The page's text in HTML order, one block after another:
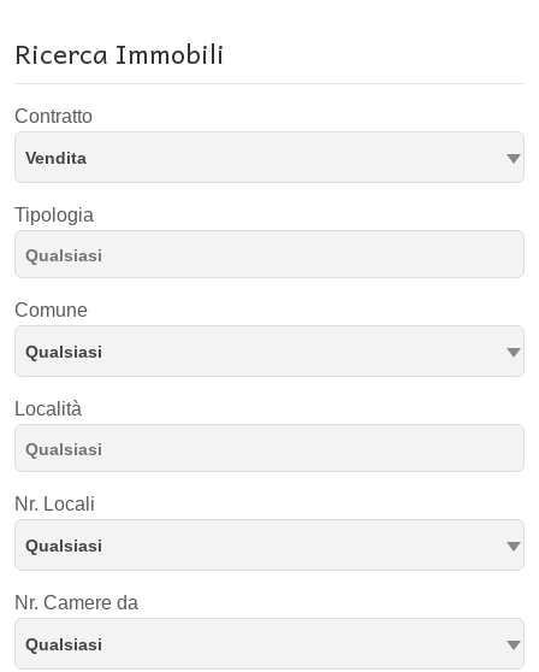
Ricerca Immobili
Contratto
Vendita
Tipologia
Comune
Qualsiasi
Località
Nr. Locali
Qualsiasi
Nr. Camere da
Qualsiasi